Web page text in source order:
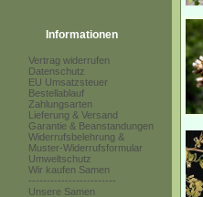
Informationen
Vertrag widerrufen
Datenschutz
EU Umsatzsteuer
Bestellablauf
Zahlungsarten
Lieferung & Versand
Garantie & Beanstandungen
Widerrufsbelehrung &
Muster-Widerrufsformular
Umweltschutz
Wir kaufen Samen
------------------------
Unsere Samen